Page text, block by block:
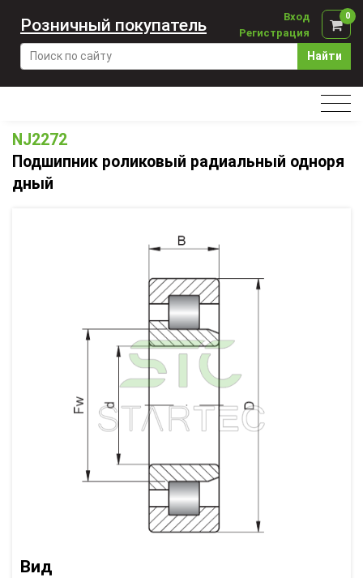
Найти
Вход
Регистрация
0
Розничный покупатель
NJ2272
Подшипник роликовый радиальный одноря
дный
Вид